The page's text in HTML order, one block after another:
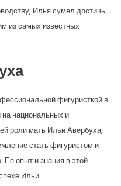
Илья сумел достичь
из самых известных
фигуристкой в
национальных и
роли мать Ильи Авербуха,
стать фигуристом и
Ее опыт и знания в этой
Ильи.